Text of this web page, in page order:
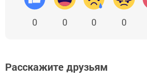
0 0 0 0
Расскажите друзьям